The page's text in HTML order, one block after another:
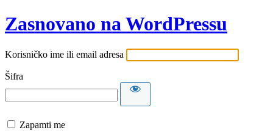
Zasnovano na WordPressu
Korisničko ime ili email adresa
Šifra
Zapamti me